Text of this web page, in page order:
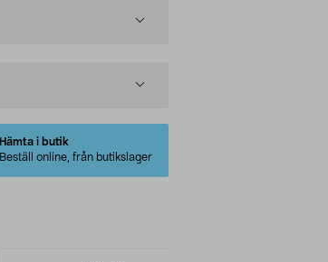
Hämta i butik
Beställ online, från butikslager